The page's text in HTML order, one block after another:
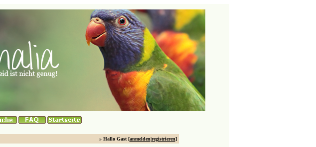
» Hallo Gast [anmelden|registrieren]